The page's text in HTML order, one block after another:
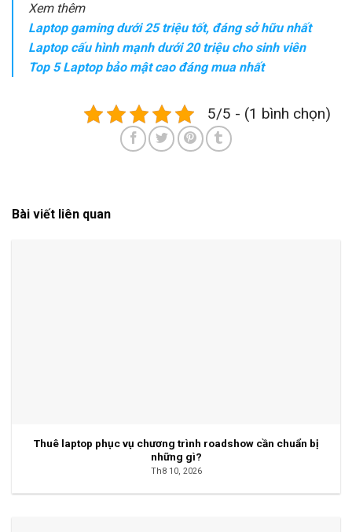
Xem thêm
Laptop gaming dưới 25 triệu tốt, đáng sở hữu nhất
Laptop cấu hình mạnh dưới 20 triệu cho sinh viên
Top 5 Laptop bảo mật cao đáng mua nhất
5/5 - (1 bình chọn)
Bài viết liên quan
Thuê laptop phục vụ chương trình roadshow cần chuẩn bị
những gì?
Th8 10, 2026